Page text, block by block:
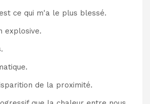
ce qui m'a le plus blessé.
explosive.
de la proximité.